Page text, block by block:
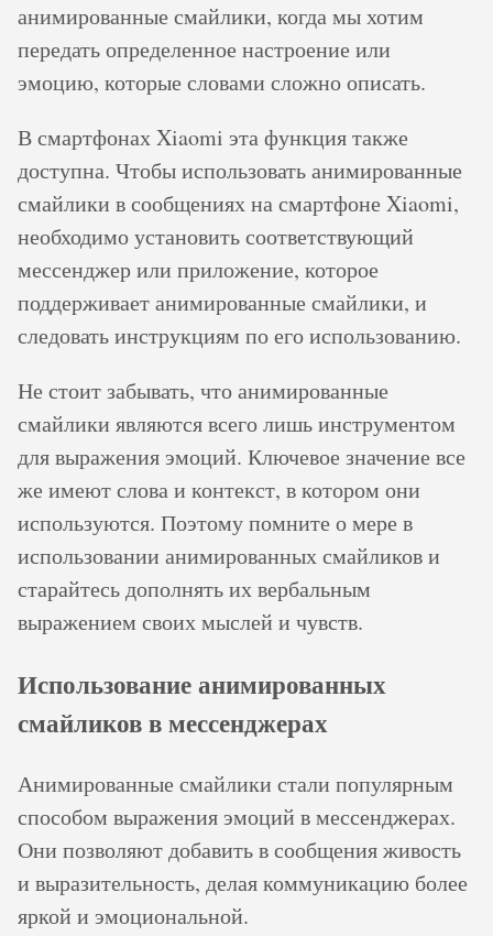
анимированные смайлики, когда мы хотим
передать определенное настроение или
эмоцию, которые словами сложно описать.
В смартфонах Xiaomi эта функция также
доступна. Чтобы использовать анимированные
смайлики в сообщениях на смартфоне Xiaomi,
необходимо установить соответствующий
мессенджер или приложение, которое
поддерживает анимированные смайлики, и
следовать инструкциям по его использованию.
Не стоит забывать, что анимированные
смайлики являются всего лишь инструментом
для выражения эмоций. Ключевое значение все
же имеют слова и контекст, в котором они
используются. Поэтому помните о мере в
использовании анимированных смайликов и
старайтесь дополнять их вербальным
выражением своих мыслей и чувств.
Использование анимированных
смайликов в мессенджерах
Анимированные смайлики стали популярным
способом выражения эмоций в мессенджерах.
Они позволяют добавить в сообщения живость
и выразительность, делая коммуникацию более
яркой и эмоциональной.